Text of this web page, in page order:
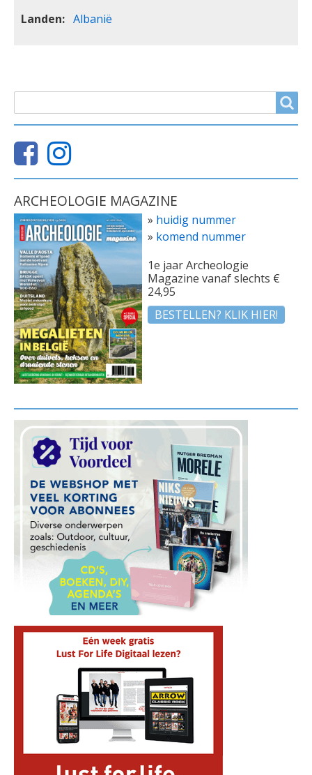
Landen
Albanië
ARCHEOLOGIE MAGAZINE
» huidig nummer
» komend nummer
1e jaar Archeologie
Magazine vanaf slechts €
24,95
BESTELLEN? KLIK HIER!